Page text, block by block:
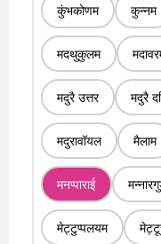
कुंभकोणम कुन्नम
मदथुकुलम
मदुरै उत्तर मदुरै
मदुरावॉयल मैलाम
मनप्पाराई
मेट्टुप्पलयम